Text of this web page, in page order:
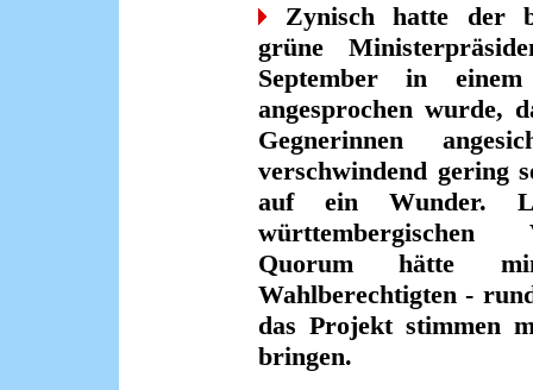
Zynisch hatte der
grüne
September in
angesprochen wurde,
Gegnerinnen
verschwindend gering
auf ein Wunder.
württembergischen
Quorum hätte
Wahlberechtigten -
das Projekt stimmen
bringen.